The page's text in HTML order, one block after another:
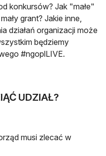
konkursów? Jak "małe"
grant? Jakie inne,
działań organizacji może
będziemy
#ngoplLIVE.
UDZIAŁ?
musi zlecać w